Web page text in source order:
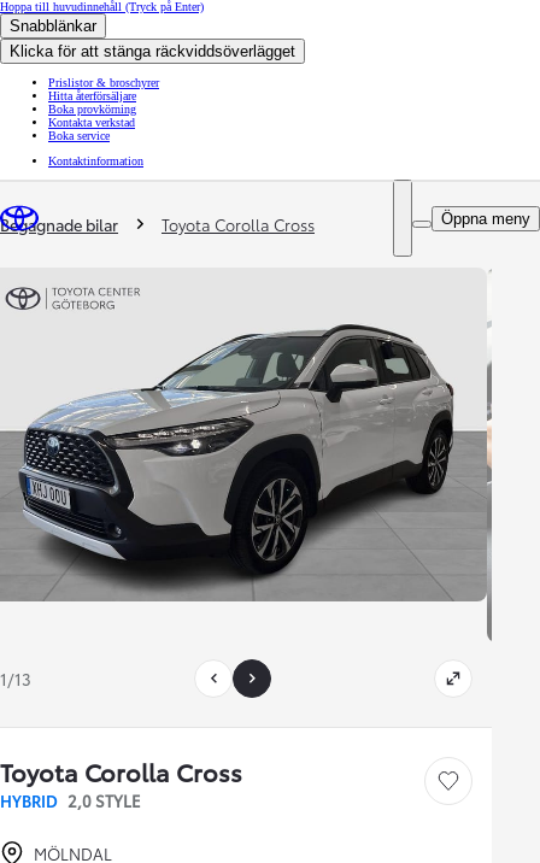
Hoppa till huvudinnehåll (Tryck på Enter)
Snabblänkar
Klicka för att stänga räckviddsöverlägget
Prislistor & broschyrer
Hitta återförsäljare
Boka provkörning
Kontakta verkstad
Boka service
Kontaktinformation
Öppna meny
You are here
Begagnade bilar Toyota Corolla Cross
1/13
Toyota Corolla Cross
HYBRID 2,0 STYLE
Save car
MÖLNDAL